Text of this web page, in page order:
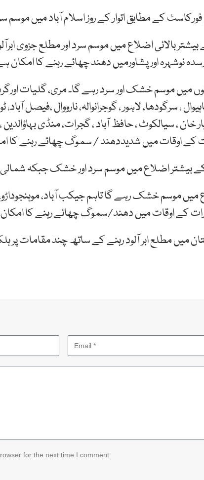
کے مطابق اتوار کے روز اسلام آباد میں
بالائی اضلاع میں موسم سرد اور مطلع جزوی
نوشہرہ اور پشاورمیں دھند چھائے رہنے کا امکان
میں موسم خشک اور سرد رہے گا۔ مری، گلیات
، سرگودھا، لاہور ، گوجرانوالہ، نارووال ،فیصل
خان ، سیالکوٹ ، حافظ آباد ، گجرات، منڈی بہاؤالدین
کے اوقات میں شدیددھند / سموگ چھائے رہنے کا
کے بیشتر اضلاع میں موسم سرد اور خشک جبکہ
موسم خشک رہے گا تاہم جیکب آباد، موہنجوداڑو،
کے اوقات میں دھند/سموگ چھائے رہنے کا
میں مطلع ابر آلود رہنے کے ساتھ چند مقامات پر
for the next time I comment.